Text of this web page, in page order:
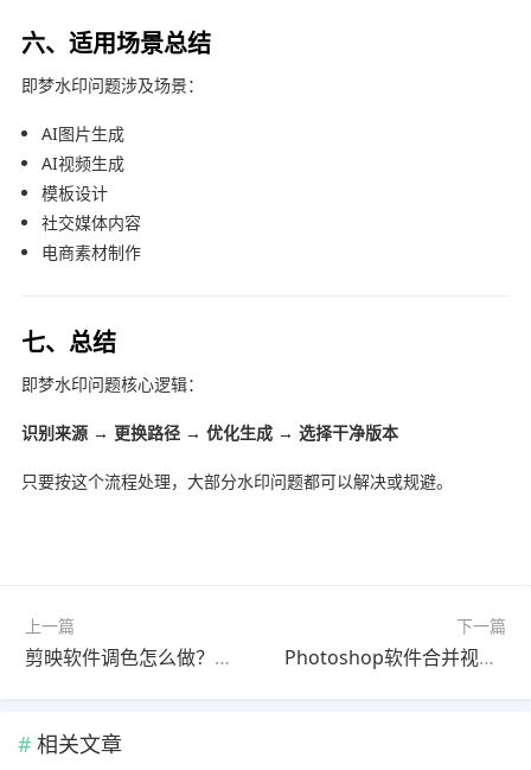
六、适用场景总结
即梦水印问题涉及场景：
AI图片生成
AI视频生成
模板设计
社交媒体内容
电商素材制作
七、总结
即梦水印问题核心逻辑：
识别来源 → 更换路径 → 优化生成 → 选择干净版本
只要按这个流程处理，大部分水印问题都可以解决或规避。
上一篇
剪映软件调色怎么做？官方最新版快速上手教程（避坑指南）
下一篇
Photoshop软件合并视频怎么做？2025最新版实战教程（避坑指南）
相关文章